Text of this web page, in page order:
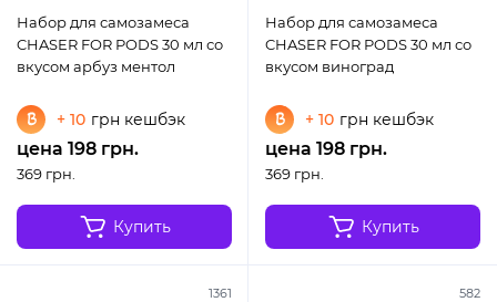
Набор для самозамеса
CHASER FOR PODS 30 мл со
вкусом арбуз ментол
+ 10 грн кешбэк
цена 198 грн.
369 грн.
Купить
Набор для самозамеса
CHASER FOR PODS 30 мл со
вкусом виноград
+ 10 грн кешбэк
цена 198 грн.
369 грн.
Купить
1361 582